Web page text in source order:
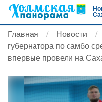
Главная Новости
губернатора по самбо
впервые провели на